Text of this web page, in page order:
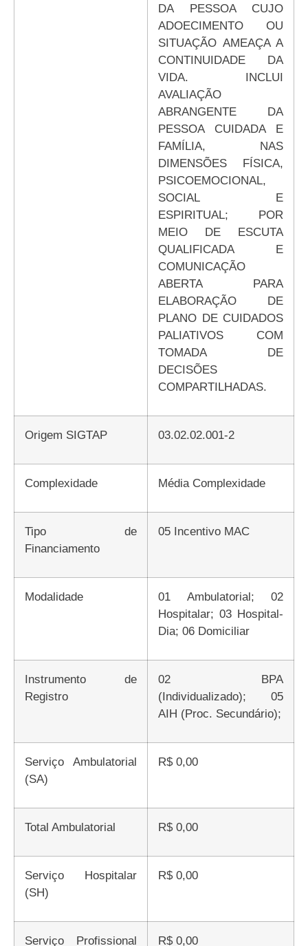
DA PESSOA CUJO
ADOECIMENTO OU
SITUAÇÃO AMEAÇA A
CONTINUIDADE DA
VIDA. INCLUI
AVALIAÇÃO
ABRANGENTE DA
PESSOA CUIDADA E
FAMÍLIA, NAS
DIMENSÕES FÍSICA,
PSICOEMOCIONAL,
SOCIAL E
ESPIRITUAL; POR
MEIO DE ESCUTA
QUALIFICADA E
COMUNICAÇÃO
ABERTA PARA
ELABORAÇÃO DE
PLANO DE CUIDADOS
PALIATIVOS COM
TOMADA DE
DECISÕES
COMPARTILHADAS.
Origem SIGTAP 03.02.02.001-2
Complexidade Média Complexidade
Tipo de
Financiamento
05 Incentivo MAC
Modalidade
01 Ambulatorial; 02
Hospitalar; 03 Hospital-
Dia; 06 Domiciliar
Instrumento de
Registro
02 BPA
(Individualizado); 05
AIH (Proc. Secundário);
Serviço Ambulatorial
(SA)
R$ 0,00
Total Ambulatorial R$ 0,00
Serviço Hospitalar
(SH)
R$ 0,00
Serviço Profissional R$ 0,00